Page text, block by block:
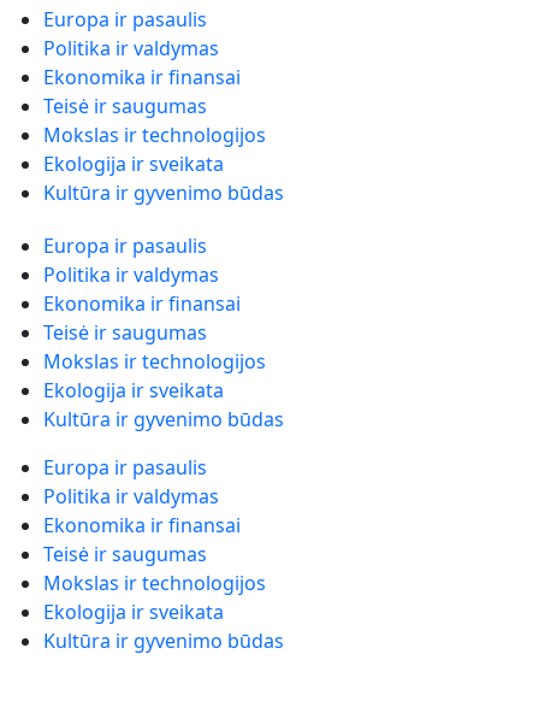
Europa ir pasaulis
Politika ir valdymas
Ekonomika ir finansai
Teisė ir saugumas
Mokslas ir technologijos
Ekologija ir sveikata
Kultūra ir gyvenimo būdas
Europa ir pasaulis
Politika ir valdymas
Ekonomika ir finansai
Teisė ir saugumas
Mokslas ir technologijos
Ekologija ir sveikata
Kultūra ir gyvenimo būdas
Europa ir pasaulis
Politika ir valdymas
Ekonomika ir finansai
Teisė ir saugumas
Mokslas ir technologijos
Ekologija ir sveikata
Kultūra ir gyvenimo būdas